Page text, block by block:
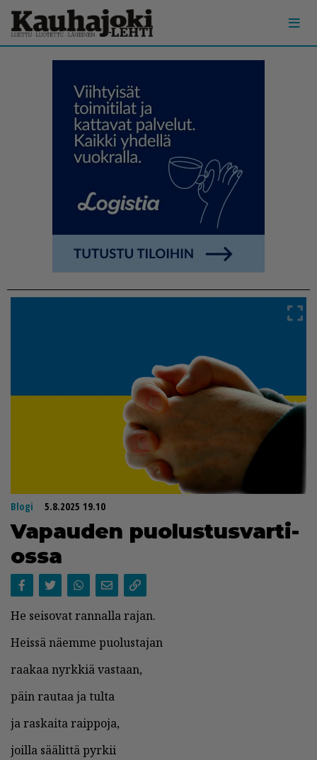
Blogi 5.8.2025 19.10
Va­pau­den puo­lus­tus­var­ti­
os­sa
He sei­so­vat ran­nal­la ra­jan.
Heis­sä nä­em­me puo­lus­ta­jan
raa­kaa nyrk­kiä vas­taan,
päin rau­taa ja tul­ta
ja ras­kai­ta raip­po­ja,
joil­la sää­lit­tä pyr­kii